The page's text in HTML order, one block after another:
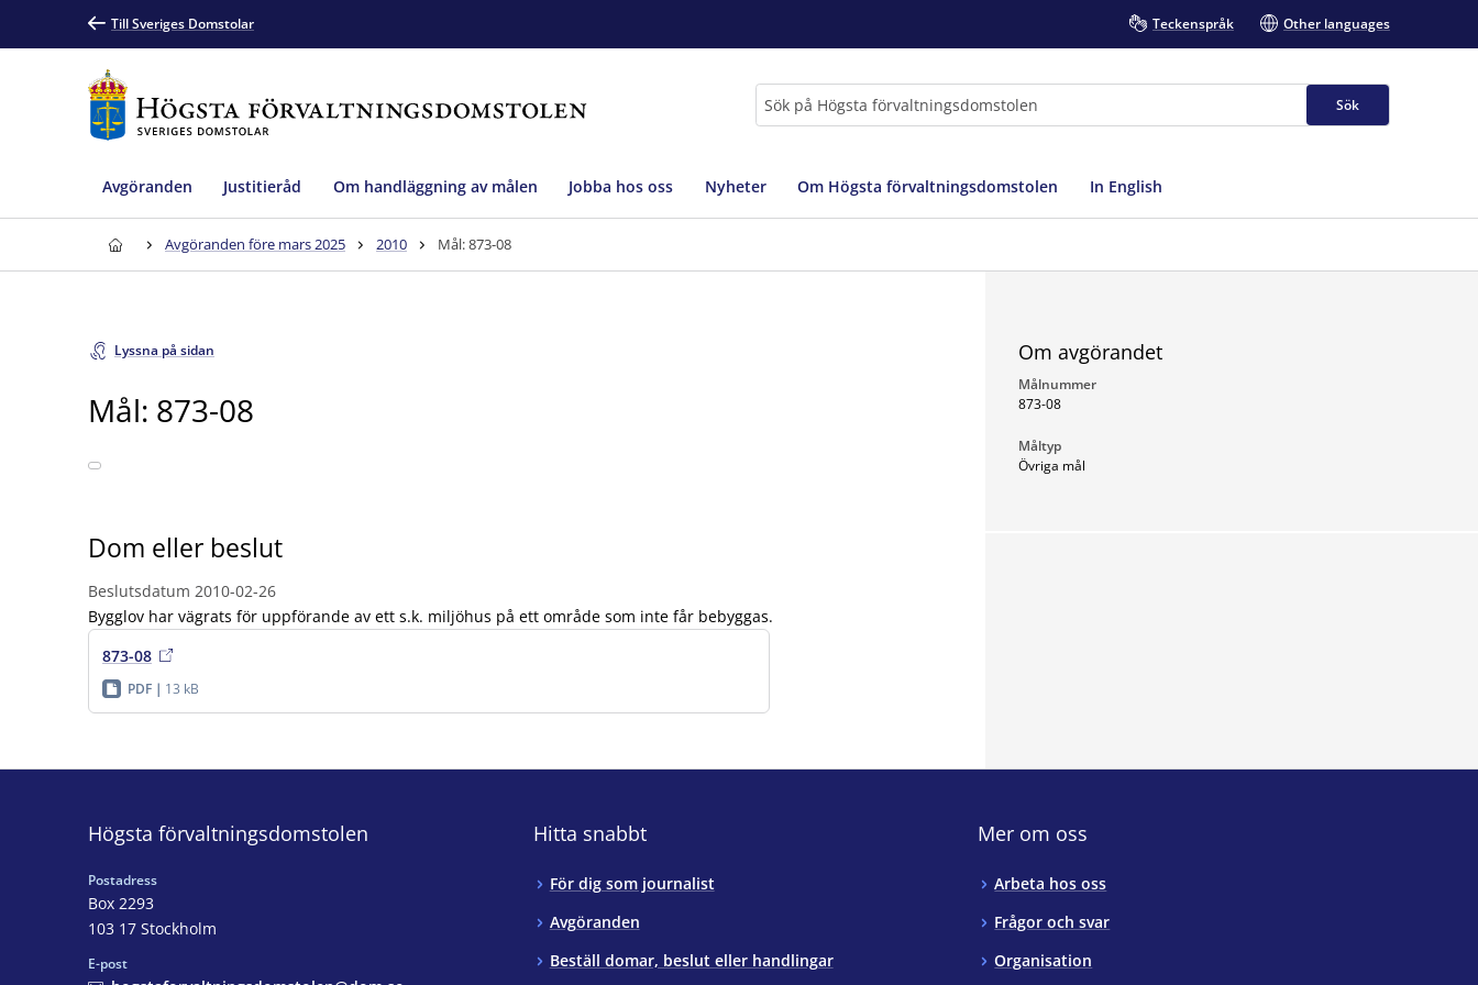
Till Sveriges Domstolar Teckenspråk Other languages
Sök
Avgöranden Justitieråd Om handläggning av målen Jobba hos oss Nyheter Om Högsta förvaltningsdomstolen In English
Avgöranden före mars 2025 2010 Mål: 873-08
Lyssna på sidan
Mål: 873-08
Dom eller beslut
Beslutsdatum 2010-02-26
Bygglov har vägrats för uppförande av ett s.k. miljöhus på ett område som inte får bebyggas.
873-08
PDF 13 kB
Om avgörandet
Målnummer
873-08
Måltyp
Övriga mål
Högsta förvaltningsdomstolen
Postadress
Box 2293
103 17 Stockholm
E-post
Hitta snabbt
För dig som journalist
Avgöranden
Beställ domar, beslut eller handlingar
Mer om oss
Arbeta hos oss
Frågor och svar
Organisation